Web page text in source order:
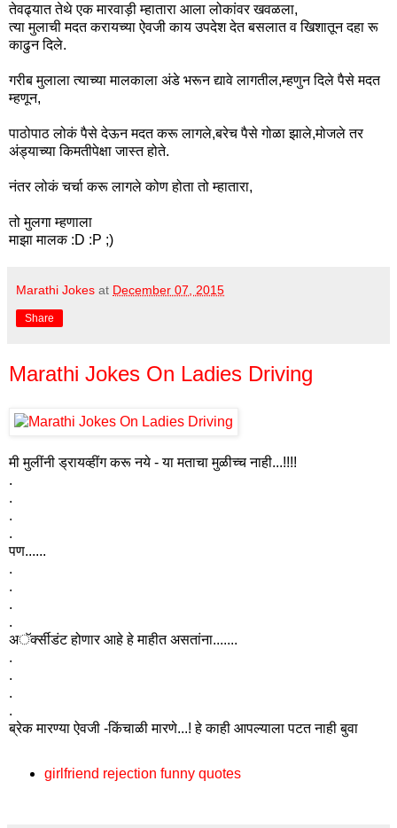
तेवढ्यात तेथे एक मारवाड़ी म्हातारा आला लोकांवर खवळला,
त्या मुलाची मदत करायच्या ऐवजी काय उपदेश देत बसलात व खिशातून दहा रू
काढुन दिले.
गरीब मुलाला त्याच्या मालकाला अंडे भरून द्यावे लागतील,म्हणुन दिले पैसे मदत
म्हणून,
पाठोपाठ लोकं पैसे देऊन मदत करू लागले,बरेच पैसे गोळा झाले,मोजले तर
अंड्याच्या किमतीपेक्षा जास्त होते.
नंतर लोकं चर्चा करू लागले कोण होता तो म्हातारा,
तो मुलगा म्हणाला
माझा मालक :D :P ;)
Marathi Jokes at December 07, 2015
Share
Marathi Jokes On Ladies Driving
मी मुलींनी ड्रायव्हींग करू नये - या मताचा मुळीच्च नाही...!!!!
.
.
.
.
पण......
.
.
.
.
अॅर्क्सीडंट होणार आहे हे माहीत असतांना.......
.
.
.
.
ब्रेक मारण्या ऐवजी -किंचाळी मारणे...! हे काही आपल्याला पटत नाही बुवा
girlfriend rejection funny quotes